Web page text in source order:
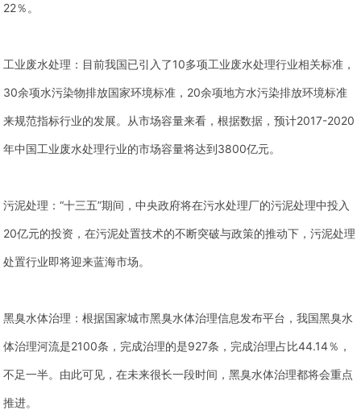
22％。
工业废水处理：目前我国已引入了10多项工业废水处理行业相关标准，
30余项水污染物排放国家环境标准，20余项地方水污染排放环境标准
来规范指标行业的发展。从市场容量来看，根据数据，预计2017-2020
年中国工业废水处理行业的市场容量将达到3800亿元。
污泥处理：“十三五”期间，中央政府将在污水处理厂的污泥处理中投入
20亿元的投资，在污泥处置技术的不断突破与政策的推动下，污泥处理
处置行业即将迎来蓝海市场。
黑臭水体治理：根据国家城市黑臭水体治理信息发布平台，我国黑臭水
体治理河流是2100条，完成治理的是927条，完成治理占比44.14％，
不足一半。由此可见，在未来很长一段时间，黑臭水体治理都将会重点
推进。